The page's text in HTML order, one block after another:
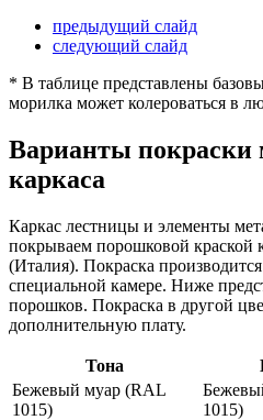
предыдущий слайд
следующий слайд
* В таблице представлены
морилка может колероваться в
Варианты покраски
каркаса
Каркас лестницы и элементы
покрываем порошковой краской
(Италия). Покраска
специальной камере. Ниже
порошков. Покраска в другой
дополнительную плату.
Тона
Бежевый муар (RAL
1015)
1015)